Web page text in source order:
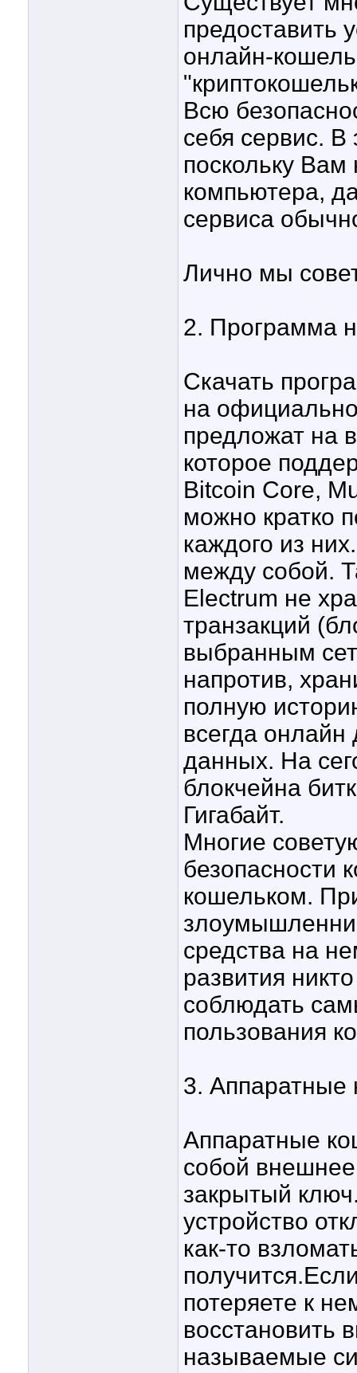
предоставить
онлайн-
Всю
себя сервис.
поскольку Вам
компьютера,
сервиса
Лично мы
2. Программа
Скачать
на
предложат на
которое
Bitcoin Core,
можно кратко
каждого из
между собой.
Electrum не
транзакций
выбранным
напротив,
полную
всегда онлайн
данных. На
блокчейна
Гигабайт.
Многие
безопасности
кошельком.
средства на
развития
соблюдать
пользования
3. Аппаратные
Аппаратные
собой внешнее
закрытый
устройство
как-то
потеряете к
восстановить
называемые